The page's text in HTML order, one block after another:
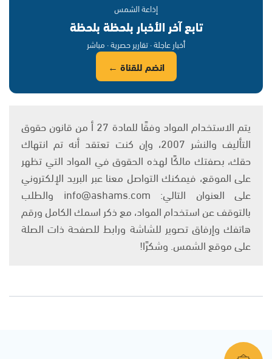
إذاعة الشمس
تابع آخر الأخبار بلحظة بلحظة
أخبار عاجلة · تقارير حصرية · مباشر
انضم للقناة ←
يتم الاستخدام المواد وفقًا للمادة 27 أ من قانون حقوق
التأليف والنشر 2007، وإن كنت تعتقد أنه تم انتهاك
حقك، بصفتك مالكًا لهذه الحقوق في المواد التي تظهر
على الموقع، فيمكنك التواصل معنا عبر البريد الإلكتروني
على العنوان التالي: info@ashams.com والطلب
بالتوقف عن استخدام المواد، مع ذكر اسمك الكامل ورقم
هاتفك وإرفاق تصوير للشاشة ورابط للصفحة ذات الصلة
على موقع الشمس. وشكرًا!